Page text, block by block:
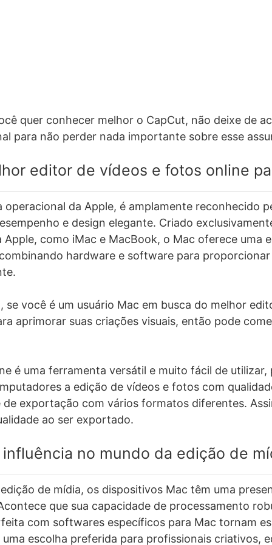
quer conhecer melhor o CapCut, não deixe de
para não perder nada importante sobre esse
editor de vídeos e fotos online
operacional da Apple, é amplamente reconhecido
e design elegante. Criado
como iMac e MacBook, o Mac oferece uma
hardware e software para
se você é um usuário Mac em busca do melhor
aprimorar suas criações visuais, então pode
é uma ferramenta versátil e muito fácil de utilizar,
a edição de vídeos e fotos com
de exportação com vários formatos diferentes.
ao ser exportado.
no mundo da edição de
de mídia, os dispositivos Mac têm uma
que sua capacidade de processamento
com softwares específicos para Mac tornam
escolha preferida para profissionais criativos,